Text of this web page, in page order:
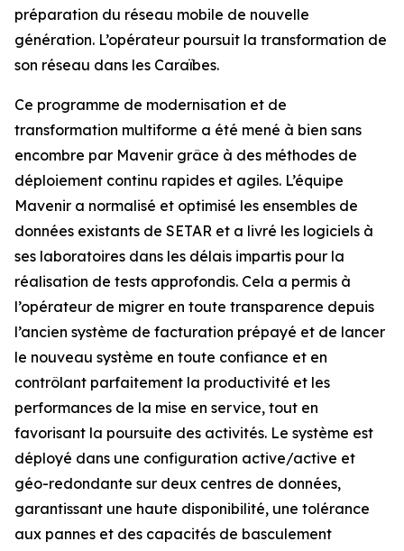
préparation du réseau mobile de nouvelle
génération. L’opérateur poursuit la transformation de
son réseau dans les Caraïbes.
Ce programme de modernisation et de
transformation multiforme a été mené à bien sans
encombre par Mavenir grâce à des méthodes de
déploiement continu rapides et agiles. L’équipe
Mavenir a normalisé et optimisé les ensembles de
données existants de SETAR et a livré les logiciels à
ses laboratoires dans les délais impartis pour la
réalisation de tests approfondis. Cela a permis à
l’opérateur de migrer en toute transparence depuis
l’ancien système de facturation prépayé et de lancer
le nouveau système en toute confiance et en
contrôlant parfaitement la productivité et les
performances de la mise en service, tout en
favorisant la poursuite des activités. Le système est
déployé dans une configuration active/active et
géo-redondante sur deux centres de données,
garantissant une haute disponibilité, une tolérance
aux pannes et des capacités de basculement